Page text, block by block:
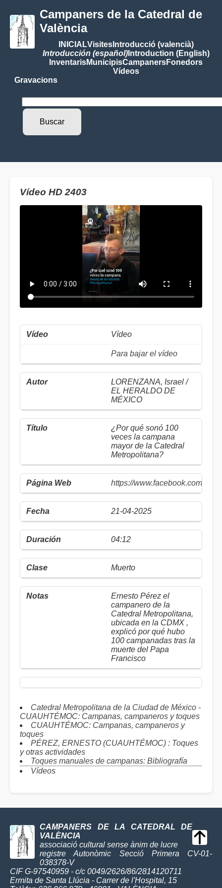
Campaners de la Catedral de
València
INICIALVisitesIntroducció (valencià)
Introducción (español)Introduction (English)
InventarisMunicipisCampanersFonedors
Vídeos
Gravacions
Vídeo HD 2403
Vídeo
Para bajar el vídeo
LORENZANA, Israel /
EL HERALDO DE
MÉXICO
¿Por qué sonó 100
veces la campana
mayor de la Catedral
Metropolitana?
https://www.facebook.com/
21-04-2025
04:12
Muerto
Ernesto Pérez el
campanero de la
Catedral Metropolitana,
ubicada en la CDMX ,
explicó por qué hubo
100 campanadas tras la
muerte del Papa
Francisco
Catedral Metropolitana de la Ciudad de México -
CUAUHTÉMOC: Campanas, campaneros y toques
CUAUHTÉMOC: Campanas, campaneros y
toques
PÉREZ, ERNESTO (CUAUHTÉMOC) : Toques
y otras actividades
Toques manuales de campanas: Bibliografía
Vídeos
CAMPANERS DE LA CATEDRAL DE
VALÈNCIA
associació cultural sense ànim de lucre
registre Autonòmic Secció Primera CV-01-
038378-V
CIF G-97540959 - c/c 0049/2626/86/2814120711
Ermita de Santa Llúcia - Carrer de l'Hospital, 15